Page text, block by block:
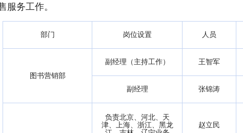
服务工作。
部门 岗位设置 人员
图书营销部
副经理（主持工作） 王智军
副经理 张锦涛
负责北京、河北、天
津、上海、浙江、黑龙
赵立民